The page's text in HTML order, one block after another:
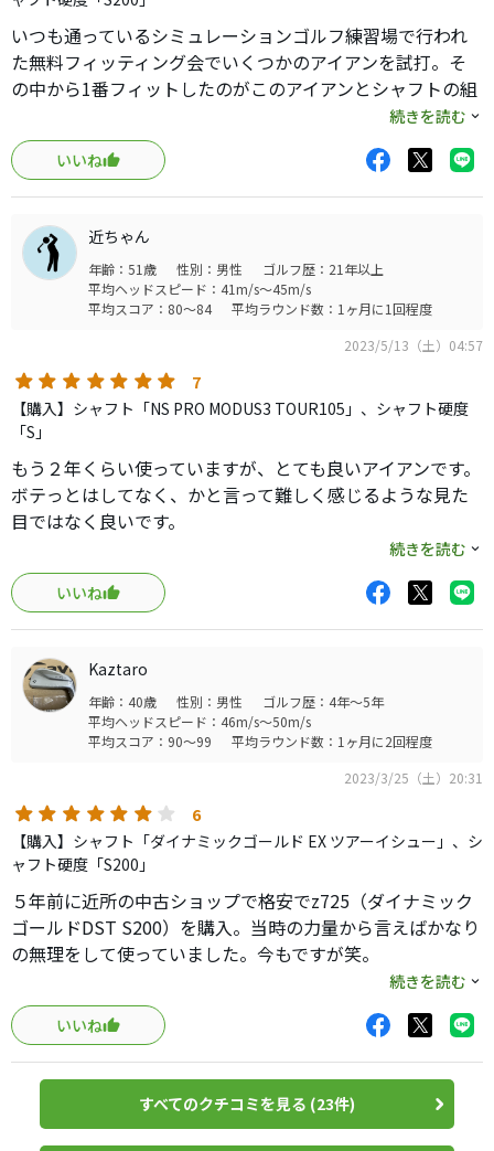
なので始めたばかりの方や、少しアイアングレードup！と
思っている方は790の方が優しいのかなと思います。（打っ
た事ないし、そもそも他のメーカーのアイアンほぼ打った
事ないですが、、）
いつも通っているシミュレーションゴルフ練習場で行われ
た無料フィッティング会でいくつかのアイアンを試打。そ
の中から1番フィットしたのがこのアイアンとシャフトの組
み合わせでした。少々雑に打っても真っ直ぐ飛ぶし打感が
中空アイアンにしては素晴らしく、惚れてしまいました。
そこで某インターネットサイトで格安で購入。届いた翌日
に実戦投入。ピンに絡むショットが今までのアイアン（ミ
ズノプロ120）と比べても明らかに多くなり購入して正解で
した。しばらくは使っていきたいと思います。
続きを読む
いいね
近ちゃん
年齢：51歳 性別：男性
ゴルフ歴：21年以上
平均ヘッドスピード：41m/s～45m/s
平均スコア：80～84
平均ラウンド数：1ヶ月に1回程度
2023/5/13（土）04:57
7
【購入】シャフト「NS PRO MODUS3 TOUR105」、シャフト硬度
「S」
もう２年くらい使っていますが、とても良いアイアンです。
ボテっとはしてなく、かと言って難しく感じるような見た
目ではなく良いです。
自分はロングアイアンで育ち、ＦＷやＵＴが得意ではない
ので３番アイアンから入れていますが、打ちやすいです。
ニューＰ770アイアンが発売されましたが、まだまだ使い続
けます。
とてもおすすめなアイアンです。
続きを読む
いいね
Kaztaro
年齢：40歳 性別：男性
ゴルフ歴：4年～5年
平均ヘッドスピード：46m/s～50m/s
平均スコア：90～99
平均ラウンド数：1ヶ月に2回程度
2023/3/25（土）20:31
6
【購入】シャフト「ダイナミックゴールド EX ツアーイシュー」、シ
ャフト硬度「S200」
５年前に近所の中古ショップで格安でz725（ダイナミック
ゴールドDST S200）を購入。当時の力量から言えばかなり
の無理をして使っていました。今もですが笑。
その後、優しさ、寛容性を備えたクラブ探しで何度か他の
クラブを試したものの、すんなりと移行できませんでした
が、このP770は新しい武器として使えそうな雰囲気で興奮
しています。2020年モデルのマークダウンがあったので思
わず購入しました。
続きを読む
いいね
すべてのクチコミを見る (23件)